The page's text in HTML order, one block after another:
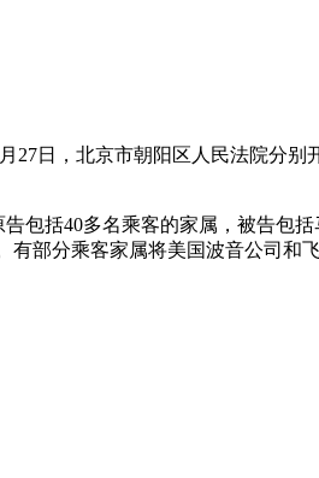
27日，北京市朝阳区人民法院分
括40多名乘客的家属，被告包
部分乘客家属将美国波音公司和